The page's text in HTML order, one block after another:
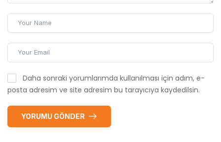
Daha sonraki yorumlarımda kullanılması için adım, e-
posta adresim ve site adresim bu tarayıcıya kaydedilsin.
YORUMU GÖNDER